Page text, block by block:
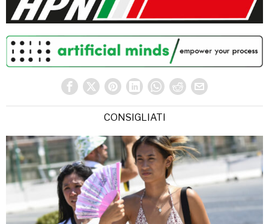
CONSIGLIATI